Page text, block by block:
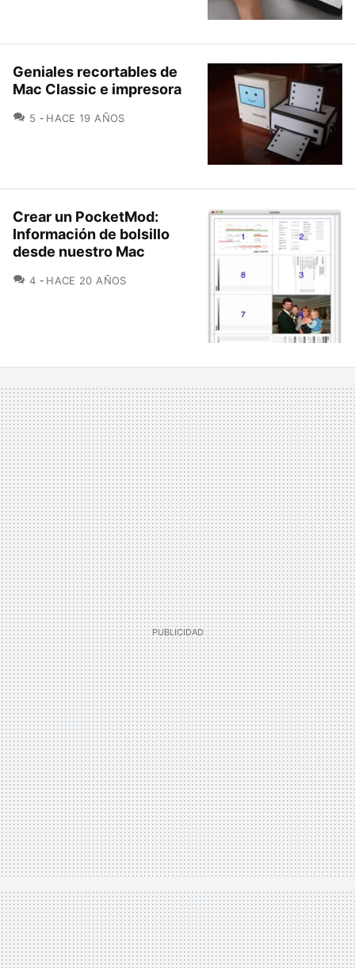
Geniales recortables de
Mac Classic e impresora
5 COMENTARIOS
HACE 19 AÑOS
Crear un PocketMod:
Información de bolsillo
desde nuestro Mac
4 COMENTARIOS
HACE 20 AÑOS